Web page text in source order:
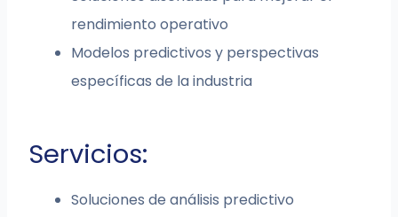
rendimiento operativo
Modelos predictivos y perspectivas
específicas de la industria
Servicios:
Soluciones de análisis predictivo